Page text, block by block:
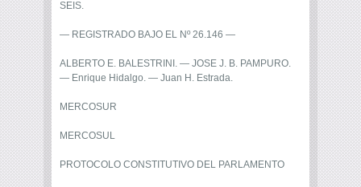
SEIS.
— REGISTRADO BAJO EL Nº 26.146 —
ALBERTO E. BALESTRINI. — JOSE J. B. PAMPURO.
— Enrique Hidalgo. — Juan H. Estrada.
MERCOSUR
MERCOSUL
PROTOCOLO CONSTITUTIVO DEL PARLAMENTO